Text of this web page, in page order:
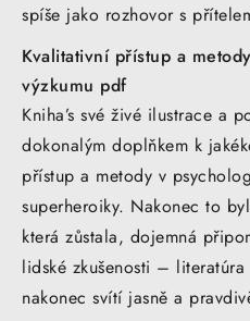
spíše jako rozhovor s
Kvalitativní přístup a
výzkumu pdf
Kniha’s své živé ilustrace a
dokonalým doplňkem k
přístup a metody v
superheroiky. Nakonec to
která zůstala, dojemná
lidské zkušenosti –
nakonec svítí jasně a